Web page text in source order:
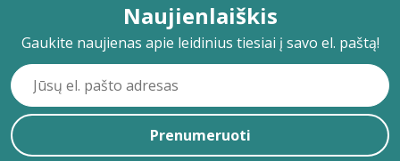
Naujienlaiškis
Gaukite naujienas apie leidinius tiesiai į savo el. paštą!
Prenumeruoti